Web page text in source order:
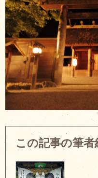
この記事の筆者